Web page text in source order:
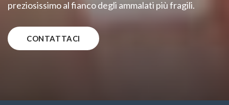
preziosissimo al fianco degli ammalati più fragili.
CONTATTACI